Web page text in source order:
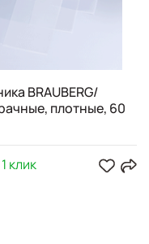
BRAUBERG/
плотные, 60
клик